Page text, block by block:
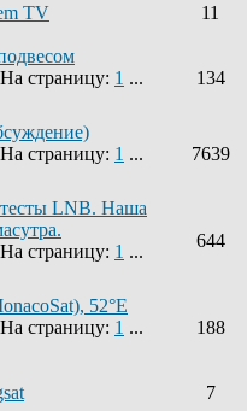
TV 11
На страницу: 1 ...
134
На страницу: 1 ...
7639
LNB. Наша
На страницу: 1 ...
644
52°E
На страницу: 1 ...
188
7